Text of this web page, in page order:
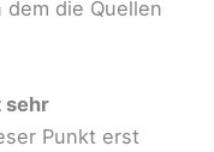
die Quellen
sehr
Punkt erst